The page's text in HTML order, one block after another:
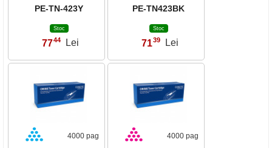
PE-TN-423Y
Stoc
77,44 Lei
PE-TN423BK
Stoc
7139 Lei
4000 pag 4000 pag